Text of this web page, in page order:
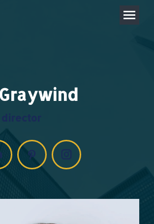
Pinterest Instagram